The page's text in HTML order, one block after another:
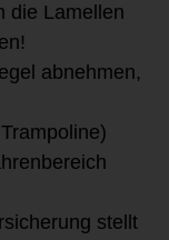
die Lamellen
abnehmen,
stellt